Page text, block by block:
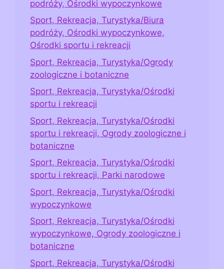
podróży, Ośrodki wypoczynkowe
Sport, Rekreacja, Turystyka/Biura
podróży, Ośrodki wypoczynkowe,
Ośrodki sportu i rekreacji
Sport, Rekreacja, Turystyka/Ogrody
zoologiczne i botaniczne
Sport, Rekreacja, Turystyka/Ośrodki
sportu i rekreacji
Sport, Rekreacja, Turystyka/Ośrodki
sportu i rekreacji, Ogrody zoologiczne i
botaniczne
Sport, Rekreacja, Turystyka/Ośrodki
sportu i rekreacji, Parki narodowe
Sport, Rekreacja, Turystyka/Ośrodki
wypoczynkowe
Sport, Rekreacja, Turystyka/Ośrodki
wypoczynkowe, Ogrody zoologiczne i
botaniczne
Sport, Rekreacja, Turystyka/Ośrodki